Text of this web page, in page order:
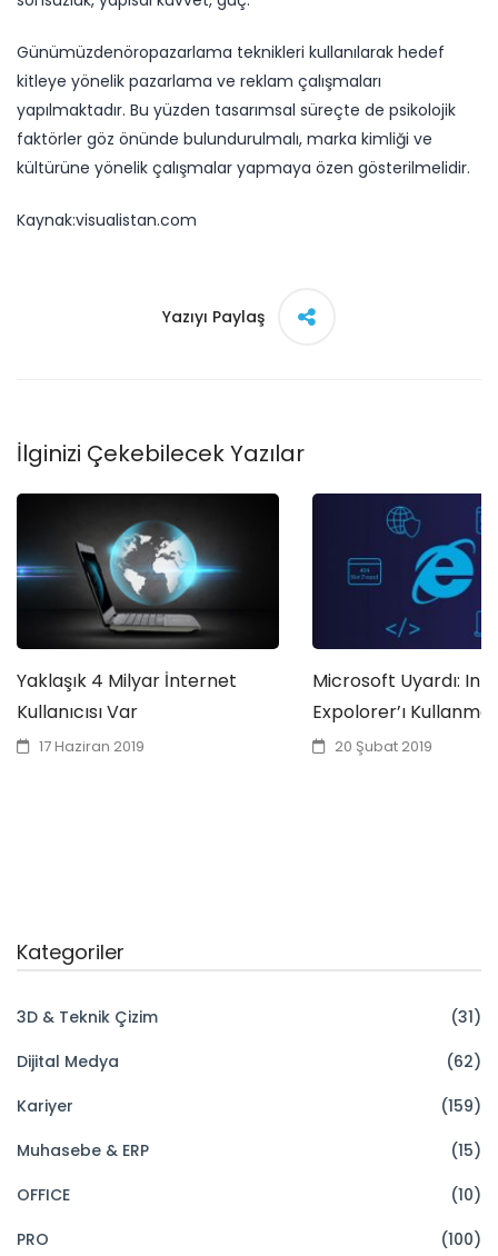
Günümüzdenöropazarlama teknikleri kullanılarak hedef
kitleye yönelik pazarlama ve reklam çalışmaları
yapılmaktadır. Bu yüzden tasarımsal süreçte de psikolojik
faktörler göz önünde bulundurulmalı, marka kimliği ve
kültürüne yönelik çalışmalar yapmaya özen gösterilmelidir.
Kaynak:visualistan.com
Yazıyı Paylaş
İlginizi Çekebilecek Yazılar
Yaklaşık 4 Milyar İnternet
Kullanıcısı Var
17 Haziran 2019
Microsoft Uyardı:
Expolorer’ı
20 Şubat 2019
Kategoriler
3D & Teknik Çizim
(31)
Dijital Medya
(62)
Kariyer
(159)
Muhasebe & ERP
(15)
OFFICE
(10)
PRO
(100)